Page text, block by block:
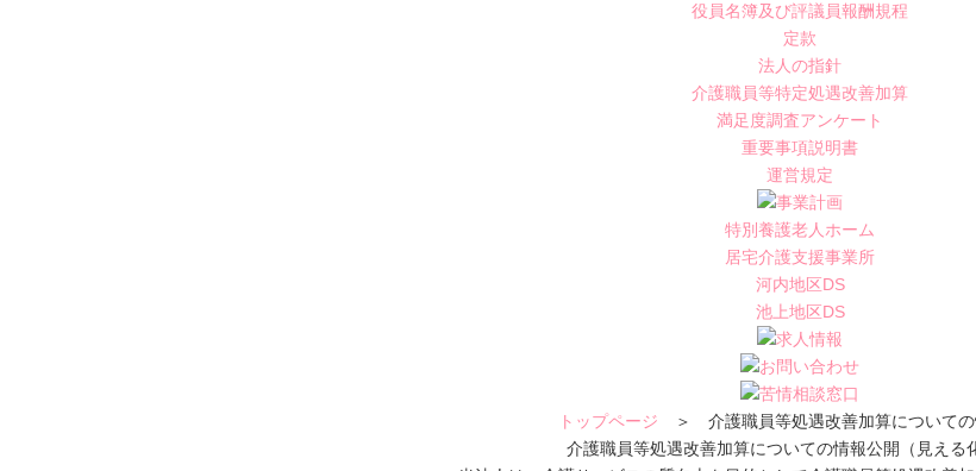
役員名簿及び評議員報酬規程
定款
法人の指針
介護職員等特定処遇改善加算
満足度調査アンケート
重要事項説明書
運営規定
特別養護老人ホーム
居宅介護支援事業所
河内地区DS
池上地区DS
トップページ ＞ 介護職員等処遇改善加算についての
介護職員等処遇改善加算についての情報公開（見える